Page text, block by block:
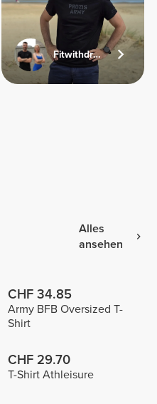
Fitwithdriesandjolien
Alles
ansehen
CHF 34.85
Army BFB Oversized T-
Shirt
CHF 29.70
T-Shirt Athleisure